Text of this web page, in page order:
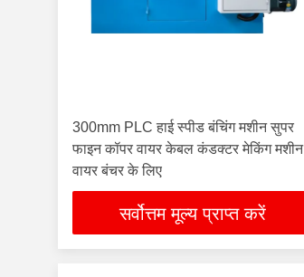
300mm PLC हाई स्पीड बंचिंग मशीन सुपर
फाइन कॉपर वायर केबल कंडक्टर मेकिंग मशीन
वायर बंचर के लिए
सर्वोत्तम मूल्य प्राप्त करें